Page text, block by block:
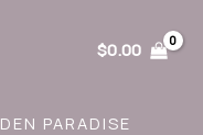
$0.00
PARADISE